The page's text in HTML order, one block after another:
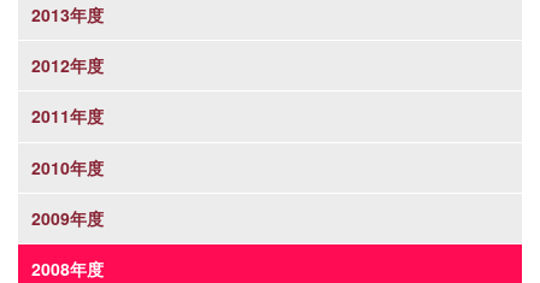
2013年度
2012年度
2011年度
2010年度
2009年度
2008年度